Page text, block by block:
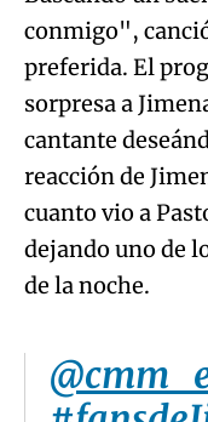
cantante
reacción de
cuanto vio a
dejando uno de
de la noche.